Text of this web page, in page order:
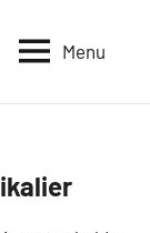
Menu